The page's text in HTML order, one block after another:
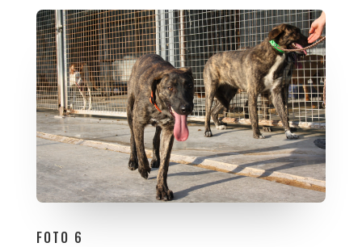
FOTO 6